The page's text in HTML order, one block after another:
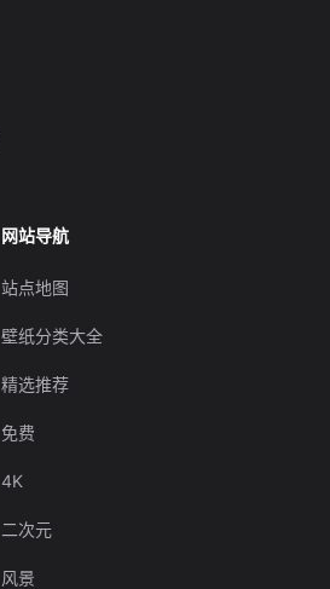
网站导航
站点地图
壁纸分类大全
精选推荐
免费
4K
二次元
风景